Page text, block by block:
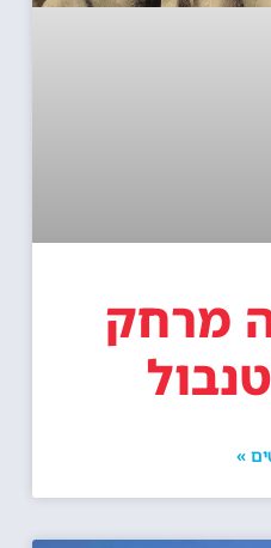
מרחק
»